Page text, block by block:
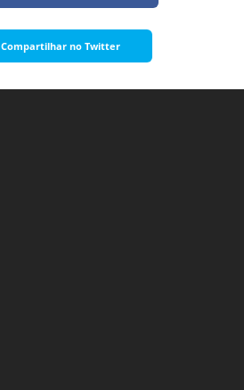
Compartilhar no Twitter